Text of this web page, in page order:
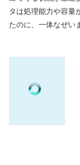
タは処理能力や容量
たのに、一体なぜい
※Windows